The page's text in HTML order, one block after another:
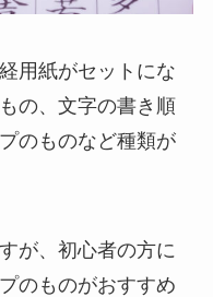
用紙がセットにな
の、文字の書き順
のものなど種類が
が、初心者の方に
のものがおすすめ